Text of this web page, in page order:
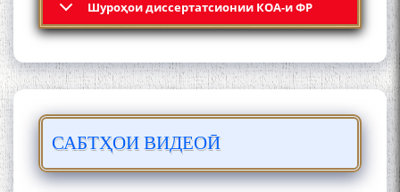
Шyроҳои диссертатсионии КОА-и ФР
САБТҲОИ ВИДЕОӢ
Раҳимӣ
ЛОҲУТӢ - ФИЛМИ
МУСТАНАД